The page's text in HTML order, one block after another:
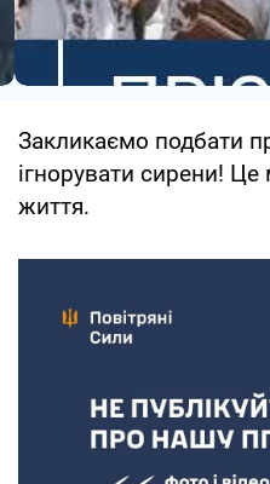
Закликаємо подбати
ігнорувати сирени!
життя.